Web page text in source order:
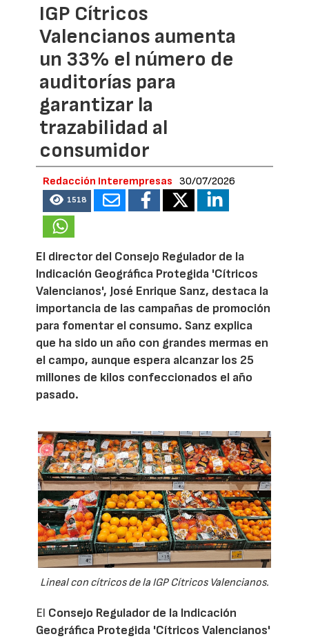
IGP Cítricos
Valencianos aumenta
un 33% el número de
auditorías para
garantizar la
trazabilidad al
consumidor
Redacción Interempresas 30/07/2026
1518
El director del Consejo Regulador de la
Indicación Geográfica Protegida 'Cítricos
Valencianos', José Enrique Sanz, destaca la
importancia de las campañas de promoción
para fomentar el consumo. Sanz explica
que ha sido un año con grandes mermas en
el campo, aunque espera alcanzar los 25
millones de kilos confeccionados el año
pasado.
Lineal con cítricos de la IGP Cítricos Valencianos.
El Consejo Regulador de la Indicación
Geográfica Protegida 'Cítricos Valencianos'